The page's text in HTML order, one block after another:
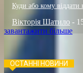
Куди або кому віддати
Вікторія Шатило -
завантажити більше
ОСТАННІ НОВИНИ